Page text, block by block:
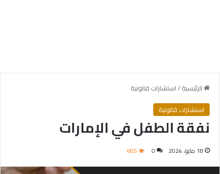
الرئيسية/استشارات قانونية
استشارات قانونية
نفقة الطفل في الإمارات
18 مايو، 2024 0
605